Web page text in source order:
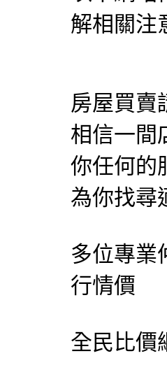
解相關
房屋買賣
相信一間
你任何的
為你找尋
多位專業
行情價
全民比價